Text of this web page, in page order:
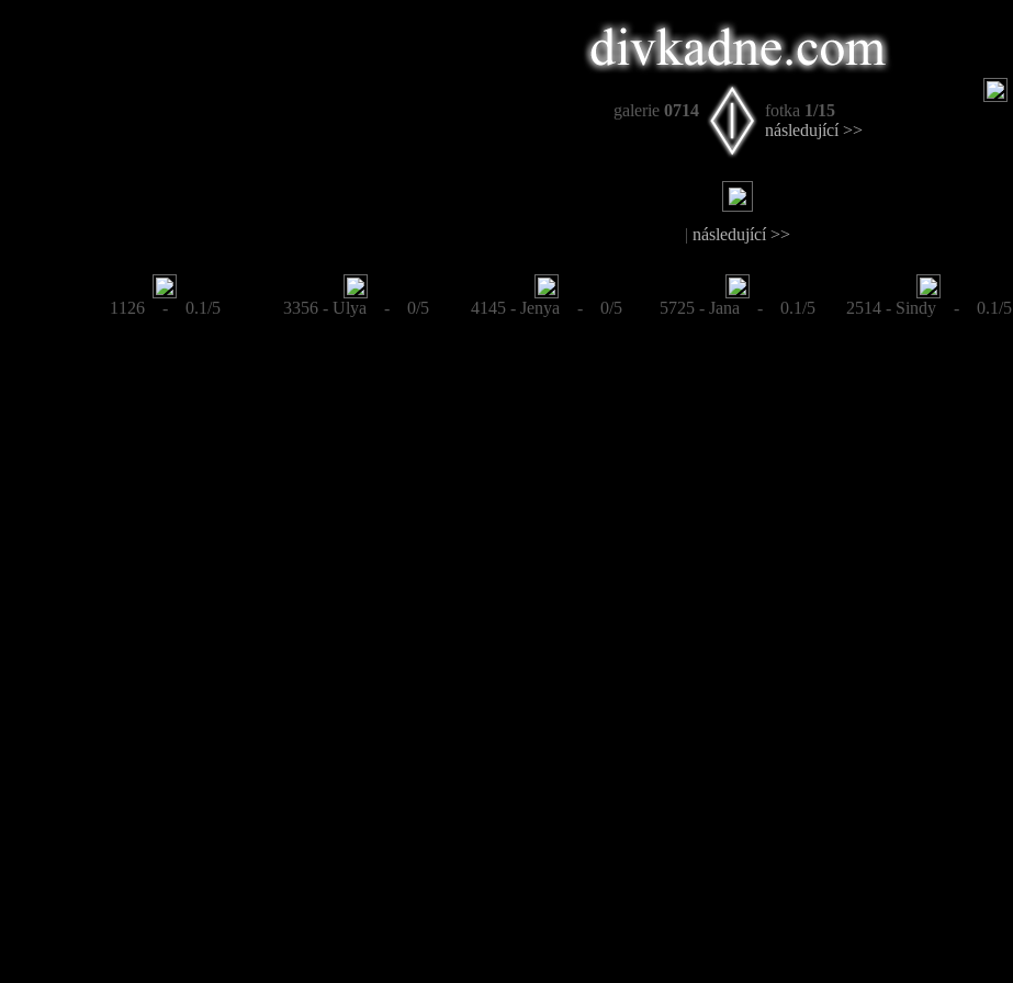
galerie 0714 fotka 1/15
následující >>
| následující >>
1126 - 0.1/5 3356 - Ulya - 0/5 4145 - Jenya - 0/5 5725 - Jana - 0.1/5 2514 - Sindy - 0.1/5